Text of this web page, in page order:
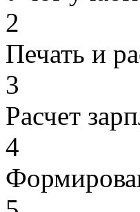
2
Печать и
3
Расчет
4